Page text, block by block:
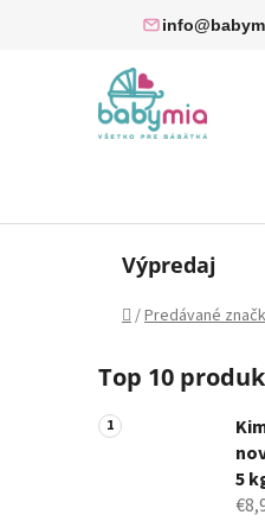
Výpredaj
Domov
/Predávané
o
č
n
Top 10
5